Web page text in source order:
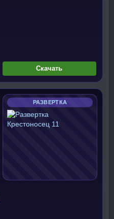
Скачать
РАЗВЕРТКА